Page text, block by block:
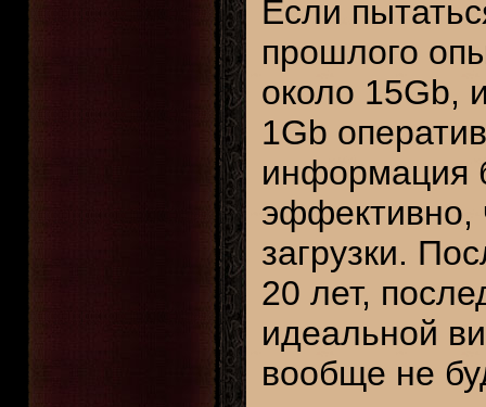
Если
прошлого
около 15Gb,
1Gb
информация
эффективно,
загрузки.
20 лет,
идеальной
вообще не